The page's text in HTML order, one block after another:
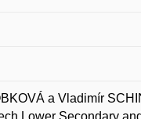
a Vladimír
Lower Secondary